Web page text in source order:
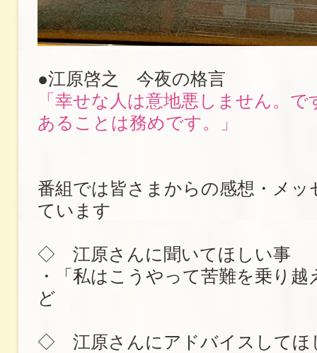
●江原啓之 今夜の格言
「幸せな人は意地悪しません。
あることは務めです。」
番組では皆さまからの感想・メッ
ています
◇ 江原さんに聞いてほしい事
・「私はこうやって苦難を乗り越
ど
◇ 江原さんにアドバイスしてほ